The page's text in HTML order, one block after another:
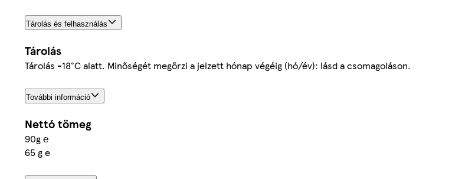
Tárolás és felhasználás
Tárolás
Tárolás -18°C alatt. Minőségét megőrzi a jelzett hónap végéig (hó/év): lásd a csomagoláson.
További információ
Nettó tömeg
90g ℮
65 g e